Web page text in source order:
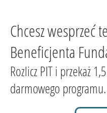
Chcesz wesprzeć
Beneficjenta
Rozlicz PIT i przekaż
darmowego programu.